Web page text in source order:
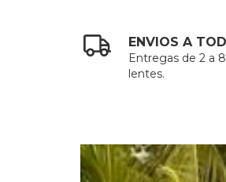
ENVIOS A
Entregas de 2 a
lentes.